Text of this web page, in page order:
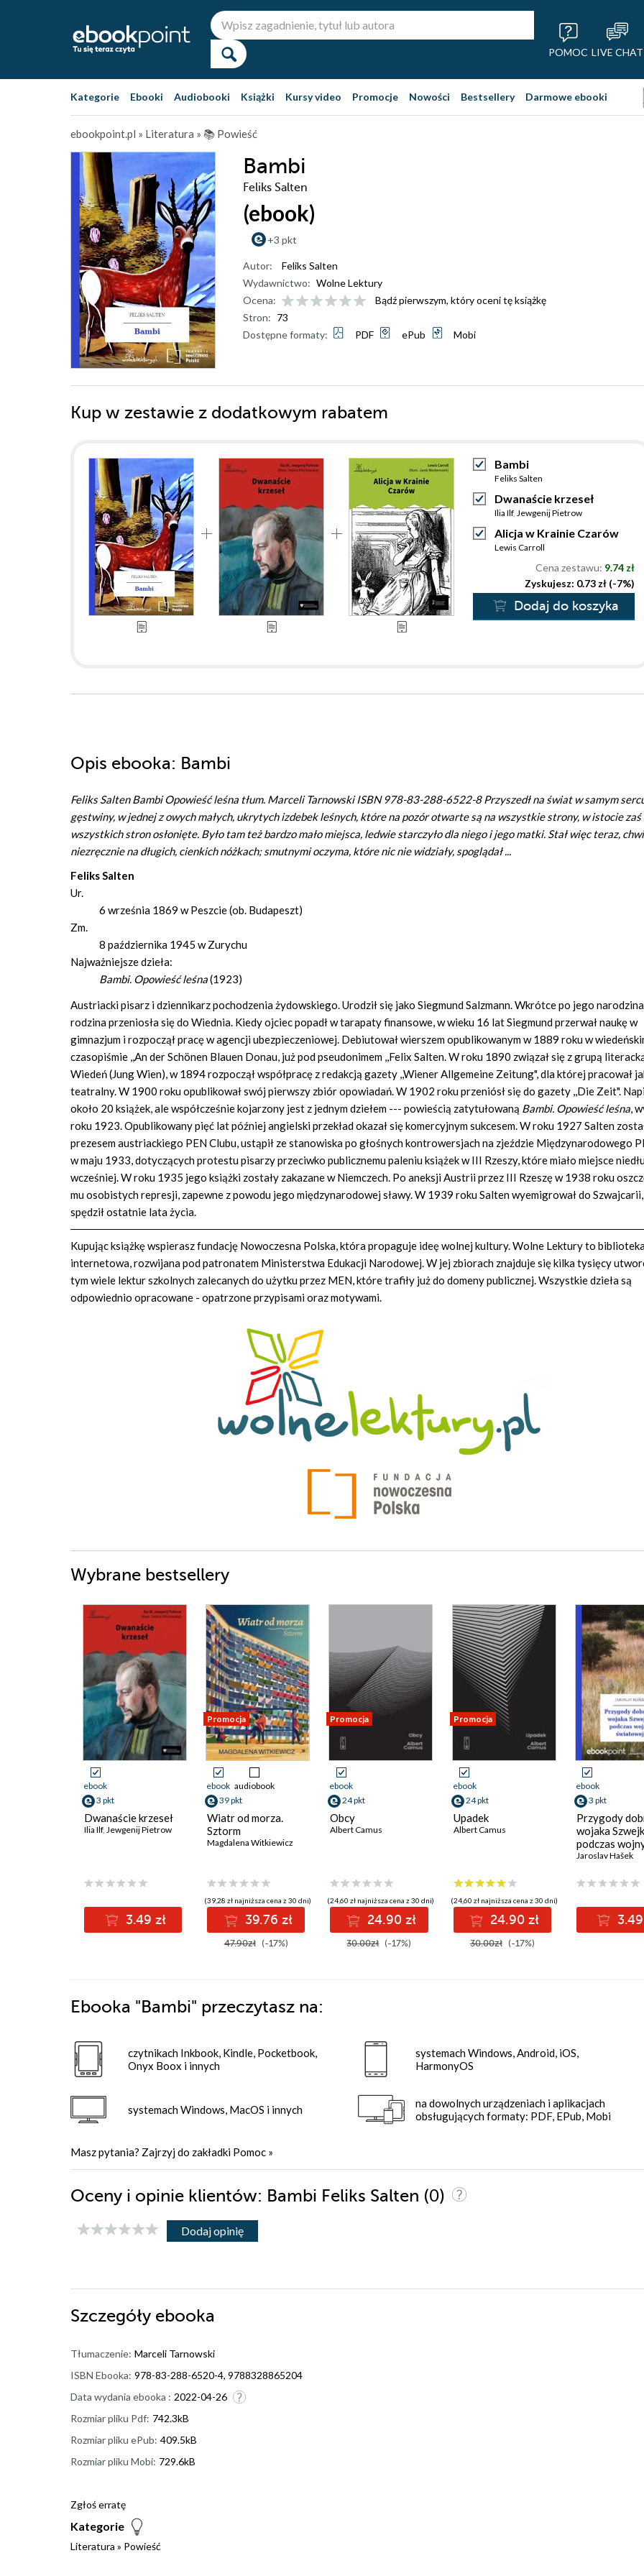
POMOC LIVE CHAT
Kategorie Ebooki Audiobooki Książki Kursy video Promocje Nowości Bestsellery Darmowe ebooki
ebookpoint.pl » Literatura » 📚 Powieść
Bambi
Feliks Salten
(ebook)
+3 pkt
Autor:
Feliks Salten
Wydawnictwo: Wolne Lektury
Ocena:
Bądź pierwszym, który oceni tę książkę
Stron: 73
Dostępne formaty:
PDF ePub Mobi
Kup w zestawie z dodatkowym rabatem
Bambi
Feliks Salten
Dwanaście krzeseł
Ilia Ilf, Jewgenij Pietrow
Alicja w Krainie Czarów
Lewis Carroll
Cena zestawu: 9.74 zł
Zyskujesz: 0.73 zł (-7%)
Dodaj do koszyka
Opis ebooka: Bambi
Feliks Salten Bambi Opowieść leśna tłum. Marceli Tarnowski ISBN 978-83-288-6522-8 Przyszedł na świat w samym
gęstwiny, w jednej z owych małych, ukrytych izdebek leśnych, które na pozór otwarte są na wszystkie strony, w istocie zaś
wszystkich stron osłonięte. Było tam też bardzo mało miejsca, ledwie starczyło dla niego i jego matki. Stał więc teraz,
niezręcznie na długich, cienkich nóżkach; smutnymi oczyma, które nic nie widziały, spoglądał ...
Feliks Salten
Ur.
6 września 1869 w Peszcie (ob. Budapeszt)
Zm.
8 października 1945 w Zurychu
Najważniejsze dzieła:
Bambi. Opowieść leśna(1923)
Austriacki pisarz i dziennikarz pochodzenia żydowskiego. Urodził się jako Siegmund Salzmann. Wkrótce po jego
rodzina przeniosła się do Wiednia. Kiedy ojciec popadł w tarapaty finansowe, w wieku 16 lat Siegmund przerwał naukę w
gimnazjum i rozpoczął pracę w agencji ubezpieczeniowej. Debiutował wierszem opublikowanym w 1889 roku w
czasopiśmie ,,An der Schönen Blauen Donau, już pod pseudonimem ,,Felix Salten. W roku 1890 związał się z grupą
Wiedeń (Jung Wien), w 1894 rozpoczął współpracę z redakcją gazety ,,Wiener Allgemeine Zeitung", dla której pracował
teatralny. W 1900 roku opublikował swój pierwszy zbiór opowiadań. W 1902 roku przeniósł się do gazety ,,Die Zeit".
około 20 książek, ale współcześnie kojarzony jest z jednym dziełem --- powieścią zatytułowaną Bambi. Opowieść leśna,
roku 1923. Opublikowany pięć lat później angielski przekład okazał się komercyjnym sukcesem. W roku 1927 Salten
prezesem austriackiego PEN Clubu, ustąpił ze stanowiska po głośnych kontrowersjach na zjeździe Międzynarodowego
w maju 1933, dotyczących protestu pisarzy przeciwko publicznemu paleniu książek w III Rzeszy, które miało miejsce
wcześniej. W roku 1935 jego książki zostały zakazane w Niemczech. Po aneksji Austrii przez III Rzeszę w 1938 roku
mu osobistych represji, zapewne z powodu jego międzynarodowej sławy. W 1939 roku Salten wyemigrował do
spędził ostatnie lata życia.
Kupując książkę wspierasz fundację Nowoczesna Polska, która propaguje ideę wolnej kultury. Wolne Lektury to
internetowa, rozwijana pod patronatem Ministerstwa Edukacji Narodowej. W jej zbiorach znajduje się kilka tysięcy
tym wiele lektur szkolnych zalecanych do użytku przez MEN, które trafiły już do domeny publicznej. Wszystkie dzieła są
odpowiednio opracowane - opatrzone przypisami oraz motywami.
Wybrane bestsellery
ebook
3 pkt
Dwanaście krzeseł
Ilia Ilf, Jewgenij Pietrow
3.49 zł
Promocja
ebook audiobook
39 pkt
Wiatr od morza.
Sztorm
Magdalena Witkiewicz
(39,28 zł najniższa cena z 30 dni)
39.76 zł
47.90zł (-17%)
Promocja
ebook
24 pkt
Obcy
Albert Camus
(24,60 zł najniższa cena z 30 dni)
24.90 zł
30.00zł (-17%)
Promocja
ebook
24 pkt
Upadek
Albert Camus
(24,60 zł najniższa cena z 30 dni)
24.90 zł
30.00zł (-17%)
ebook
3 pkt
Przygody
wojaka
podczas
światowej
Jaroslav Hašek
Ebooka "Bambi" przeczytasz na:
czytnikach Inkbook, Kindle, Pocketbook,
Onyx Boox i innych
systemach Windows, MacOS i innych
systemach Windows, Android, iOS,
HarmonyOS
na dowolnych urządzeniach i aplikacjach
obsługujących formaty: PDF, EPub, Mobi
Masz pytania? Zajrzyj do zakładki Pomoc »
Oceny i opinie klientów: Bambi Feliks Salten (0)
Dodaj opinię
Szczegóły ebooka
Tłumaczenie: Marceli Tarnowski
ISBN Ebooka: 978-83-288-6520-4, 9788328865204
Data wydania ebooka : 2022-04-26
Rozmiar pliku Pdf: 742.3kB
Rozmiar pliku ePub: 409.5kB
Rozmiar pliku Mobi: 729.6kB
Zgłoś erratę
Kategorie
Literatura » Powieść